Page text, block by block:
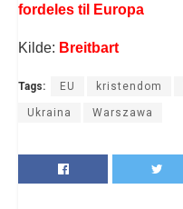
fordeles til Europa
Kilde: Breitbart
Tags: EU kristendom
Ukraina Warszawa